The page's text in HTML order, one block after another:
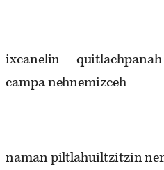
ixcanelin
campa nehnemizceh
naman piltlahuiltzitzin